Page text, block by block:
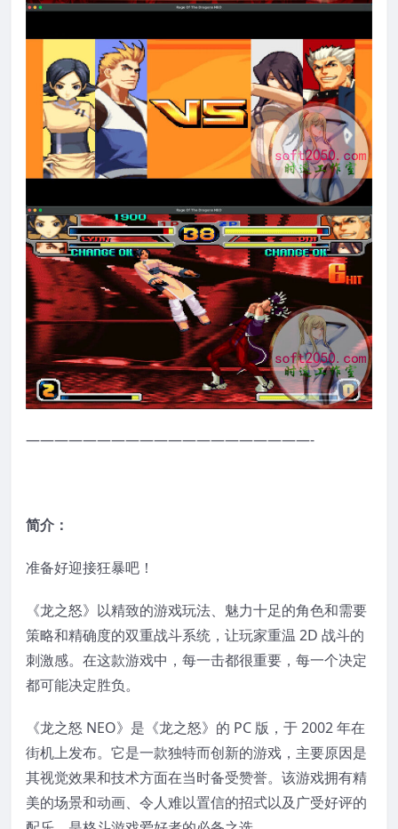
————————————————————-
简介：
准备好迎接狂暴吧！
《龙之怒》以精致的游戏玩法、魅力十足的角色和需要
策略和精确度的双重战斗系统，让玩家重温 2D 战斗的
刺激感。在这款游戏中，每一击都很重要，每一个决定
都可能决定胜负。
《龙之怒 NEO》是《龙之怒》的 PC 版，于 2002 年在
街机上发布。它是一款独特而创新的游戏，主要原因是
其视觉效果和技术方面在当时备受赞誉。该游戏拥有精
美的场景和动画、令人难以置信的招式以及广受好评的